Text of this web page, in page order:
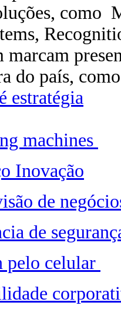
do país,
estratégia
machines
Inovação
de
de
pelo celular